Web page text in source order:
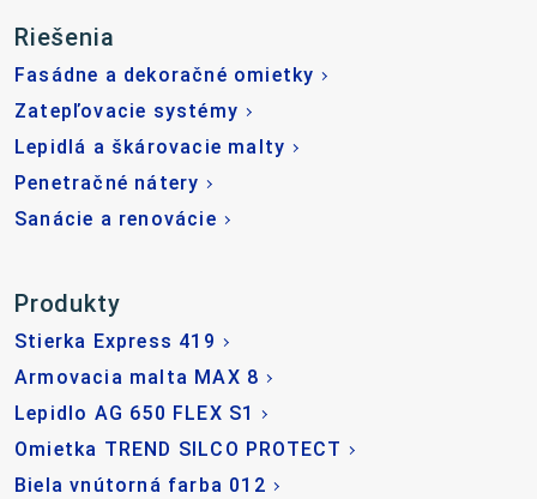
Riešenia
Fasádne a dekoračné omietky
Zatepľovacie systémy
Lepidlá a škárovacie malty
Penetračné nátery
Sanácie a renovácie
Produkty
Stierka Express 419
Armovacia malta MAX 8
Lepidlo AG 650 FLEX S1
Omietka TREND SILCO PROTECT
Biela vnútorná farba 012